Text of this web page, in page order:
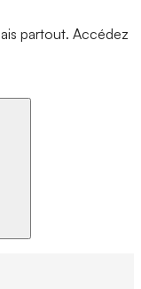
partout. Accédez